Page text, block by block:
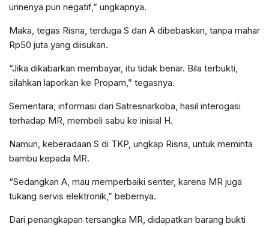
urinenya pun negatif,” ungkapnya.
Maka, tegas Risna, terduga S dan A dibebaskan, tanpa mahar
Rp50 juta yang diisukan.
“Jika dikabarkan membayar, itu tidak benar. Bila terbukti,
silahkan laporkan ke Propam,” tegasnya.
Sementara, informasi dari Satresnarkoba, hasil interogasi
terhadap MR, membeli sabu ke inisial H.
Namun, keberadaan S di TKP, ungkap Risna, untuk meminta
bambu kepada MR.
“Sedangkan A, mau memperbaiki senter, karena MR juga
tukang servis elektronik,” bebernya.
Dari penangkapan tersangka MR, didapatkan barang bukti